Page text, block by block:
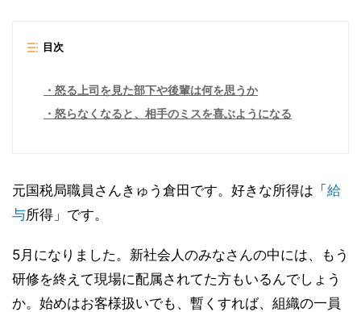
目次
怒る上司を見た部下や後輩は何を思うか
怒らなくなると、相手のミスを喜ぶようになる
元国税局職員さんきゅう倉田です。好きな所得は「 給
与所得」です。
5月になりました。新社会人のみなさんの中には、もう
研修を終えて現場に配属されてた方もいるんでしょう
か。始めはお客様扱いでも、暫くすれば、組織の一員